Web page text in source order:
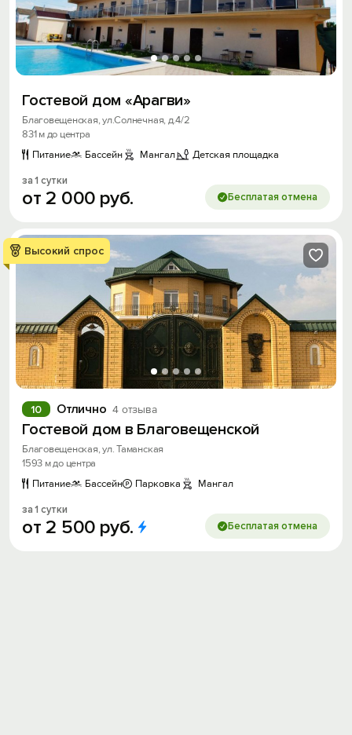
Гостевой дом «Арагви»
Благовещенская, ул.Солнечная, д.4/2
831 м до центра
Питание
Бассейн Мангал Детская площадка
за 1 сутки
от 2 000 руб. Бесплатая отмена
Высокий спрос
Отлично 4 отзыва
10
Гостевой дом в Благовещенской
Благовещенская, ул. Таманская
1593 м до центра
Питание
Бассейн Парковка Мангал
за 1 сутки
от 2 500 руб. Бесплатая отмена